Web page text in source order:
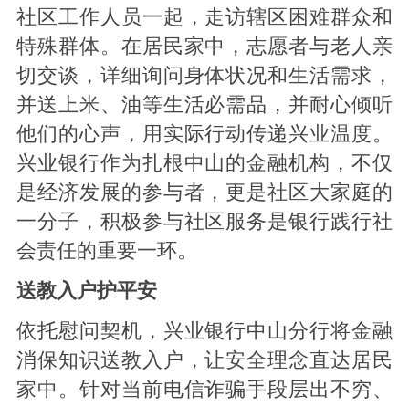
社区工作人员一起，走访辖区困难群众和
特殊群体。在居民家中，志愿者与老人亲
切交谈，详细询问身体状况和生活需求，
并送上米、油等生活必需品，并耐心倾听
他们的心声，用实际行动传递兴业温度。
兴业银行作为扎根中山的金融机构，不仅
是经济发展的参与者，更是社区大家庭的
一分子，积极参与社区服务是银行践行社
会责任的重要一环。
送教入户护平安
依托慰问契机，兴业银行中山分行将金融
消保知识送教入户，让安全理念直达居民
家中。针对当前电信诈骗手段层出不穷、